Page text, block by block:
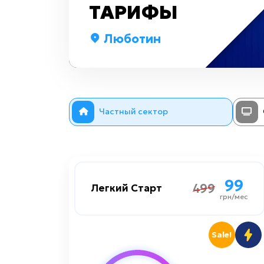
ТАРИФЫ
Люботин
Частный сектор
Легкий Старт 499 99
грн/мес
Sale!
Легкий Старт
499
99
Скорость до
Премиум